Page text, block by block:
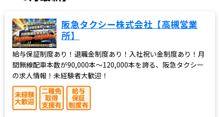
阪急タクシー株式会社【高槻営業
所】
給与保証制度あり！退職金制度あり！入社祝い金制度あり！月
間無線配車本数が90,000本～120,000本を誇る、阪急タクシー
の求人情報！未経験者大歓迎！